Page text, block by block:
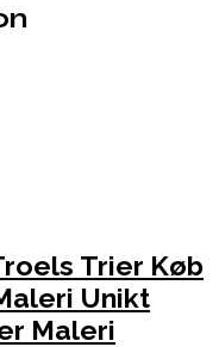
Trier Køb
Unikt
Maleri